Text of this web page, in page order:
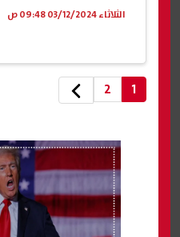
الثلاثاء 03/12/2024 09:48 ص
1
2